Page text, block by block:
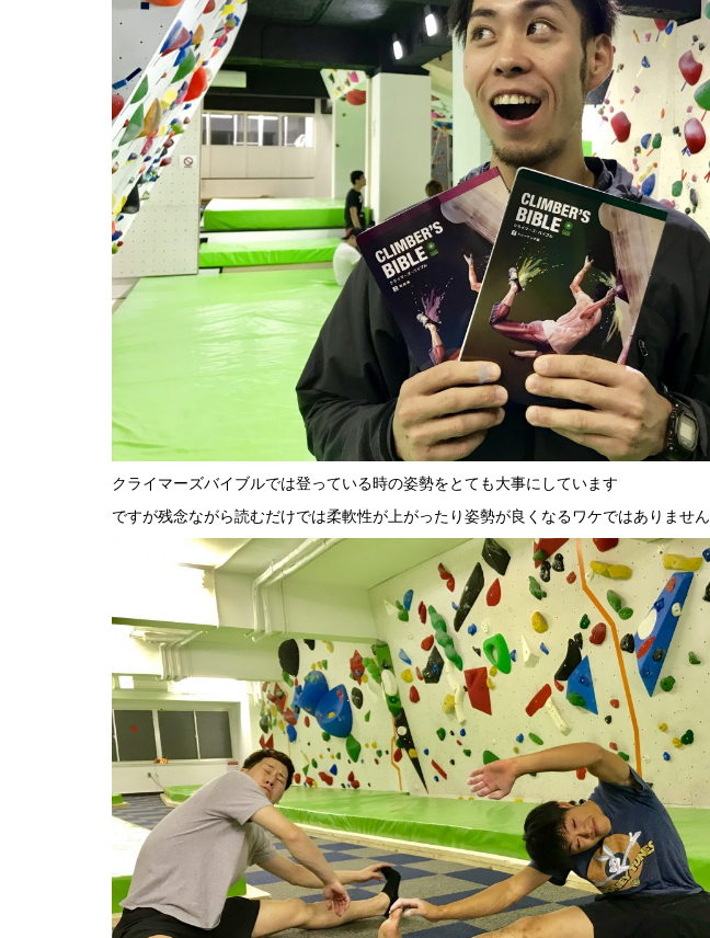
クライマーズバイブルでは登っている時の姿勢をとても大事にしています
ですが残念ながら読むだけでは柔軟性が上がったり姿勢が良くなるワケではありません